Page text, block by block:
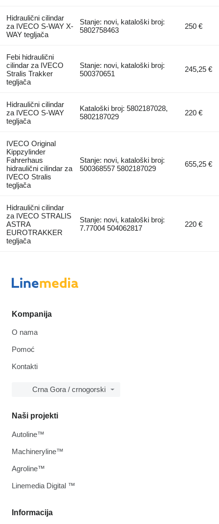
Hidraulični cilindar
za IVECO S-WAY X-
WAY tegljača
Stanje: novi, kataloški broj:
5802758463
250 €
Febi hidraulični
cilindar za IVECO
Stralis Trakker
tegljača
Stanje: novi, kataloški broj:
500370651
245,25 €
Hidraulični cilindar
za IVECO S-WAY
tegljača
Kataloški broj: 5802187028,
5802187029
220 €
IVECO Original
Kippzylinder
Fahrerhaus
hidraulični cilindar za
IVECO Stralis
tegljača
Stanje: novi, kataloški broj:
500368557 5802187029
655,25 €
Hidraulični cilindar
za IVECO STRALIS
ASTRA
EUROTRAKKER
tegljača
Stanje: novi, kataloški broj:
7.77004 504062817
220 €
Kompanija
O nama
Pomoć
Kontakti
Crna Gora / crnogorski
Informacija
Naši projekti
Autoline™
Machineryline™
Agroline™
Linemedia Digital ™